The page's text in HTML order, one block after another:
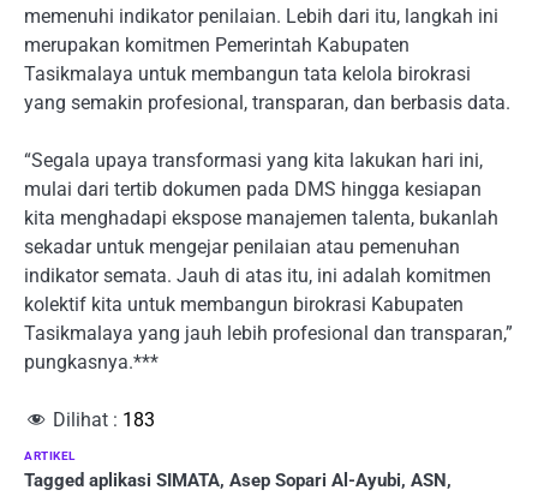
memenuhi indikator penilaian. Lebih dari itu, langkah ini
merupakan komitmen Pemerintah Kabupaten
Tasikmalaya untuk membangun tata kelola birokrasi
yang semakin profesional, transparan, dan berbasis data.
“Segala upaya transformasi yang kita lakukan hari ini,
mulai dari tertib dokumen pada DMS hingga kesiapan
kita menghadapi ekspose manajemen talenta, bukanlah
sekadar untuk mengejar penilaian atau pemenuhan
indikator semata. Jauh di atas itu, ini adalah komitmen
kolektif kita untuk membangun birokrasi Kabupaten
Tasikmalaya yang jauh lebih profesional dan transparan,”
pungkasnya.***
Dilihat : 183
ARTIKEL
Tagged aplikasi SIMATA, Asep Sopari Al-Ayubi, ASN,